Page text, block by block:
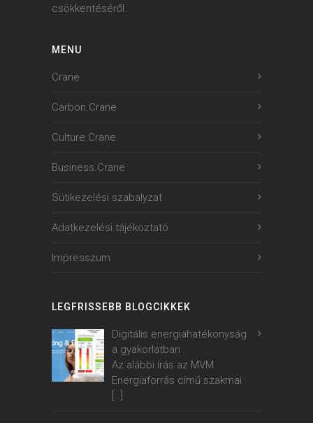
csökkentéséről.
MENU
Crane
Carbon.Crane
Culture.Crane
Business.Crane
Sütikezelési szabalyzat
Adatkezelési tájékoztató
Impresszum
LEGFRISSEBB BLOGCIKKEK
Digitális energiahatékonyság
a gyakorlatban
Az alábbi írás az MVM
Energiaforrás című szakmai
[…]